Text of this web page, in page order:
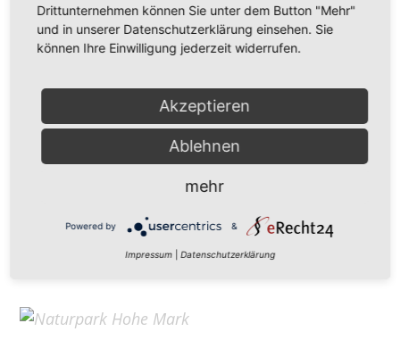
Fon: +49 (0)2363 377 0
info@hohe-mark-tourismus.de
Datenschutz
Home
Drittunternehmen können Sie unter dem Button "Mehr"
und in unserer Datenschutzerklärung einsehen. Sie
können Ihre Einwilligung jederzeit widerrufen.
Akzeptieren
Ablehnen
mehr
Powered by &
Impressum Datenschutzerklärung